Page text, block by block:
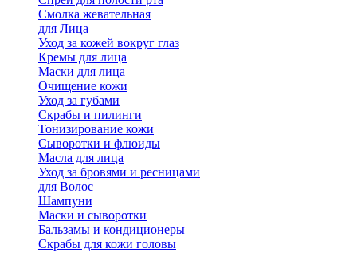
Смолка жевательная
для Лица
Уход за кожей вокруг глаз
Кремы для лица
Маски для лица
Очищение кожи
Уход за губами
Скрабы и пилинги
Тонизирование кожи
Сыворотки и флюиды
Масла для лица
Уход за бровями и ресницами
для Волос
Шампуни
Маски и сыворотки
Бальзамы и кондиционеры
Скрабы для кожи головы